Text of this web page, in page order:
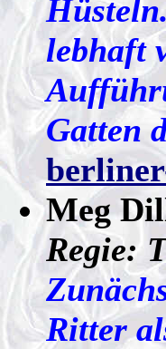
lebhaft
Gatten
Meg
Regie:
Ritter